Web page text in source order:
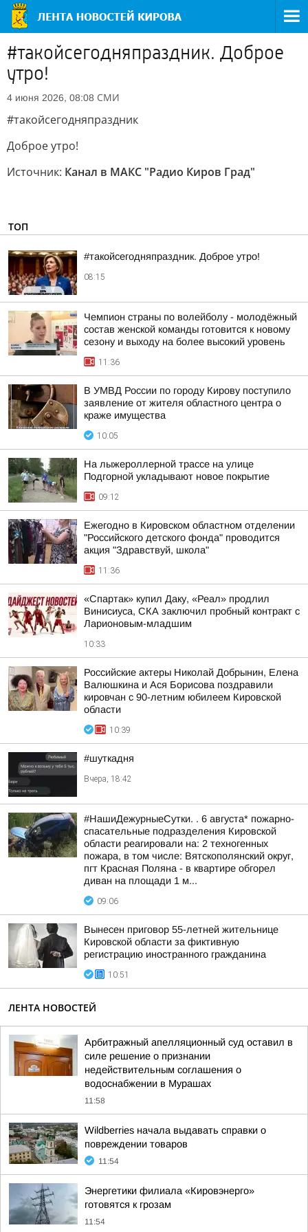
#такойсегодняпраздник. Доброе
утро!
4 июня 2026, 08:08 СМИ
#такойсегодняпраздник
Доброе утро!
Источник: Канал в МАКС "Радио Киров Град"
ТОП
#такойсегодняпраздник. Доброе утро!
08:15
Чемпион страны по волейболу - молодёжный
состав женской команды готовится к новому
сезону и выходу на более высокий уровень
11:36
В УМВД России по городу Кирову поступило
заявление от жителя областного центра о
краже имущества
10:05
На лыжероллерной трассе на улице
Подгорной укладывают новое покрытие
09:12
Ежегодно в Кировском областном отделении
"Российского детского фонда" проводится
акция "Здравствуй, школа"
11:36
«Спартак» купил Даку, «Реал» продлил
Винисиуса, СКА заключил пробный контракт с
Ларионовым-младшим
10:33
Российские актеры Николай Добрынин, Елена
Валюшкина и Ася Борисова поздравили
кировчан с 90-летним юбилеем Кировской
области
10:39
#шуткадня
Вчера, 18:42
#НашиДежурныеСутки. . 6 августа* пожарно-
спасательные подразделения Кировской
области реагировали на: 2 техногенных
пожара, в том числе: Вятскополянский округ,
пгт Красная Поляна - в квартире обгорел
диван на площади 1 м...
09:06
Вынесен приговор 55-летней жительнице
Кировской области за фиктивную
регистрацию иностранного гражданина
10:51
ЛЕНТА НОВОСТЕЙ
Арбитражный апелляционный суд оставил в
силе решение о признании
недействительным соглашения о
водоснабжении в Мурашах
11:58
Wildberries начала выдавать справки о
повреждении товаров
11:54
Энергетики филиала «Кировэнерго»
готовятся к грозам
11:54